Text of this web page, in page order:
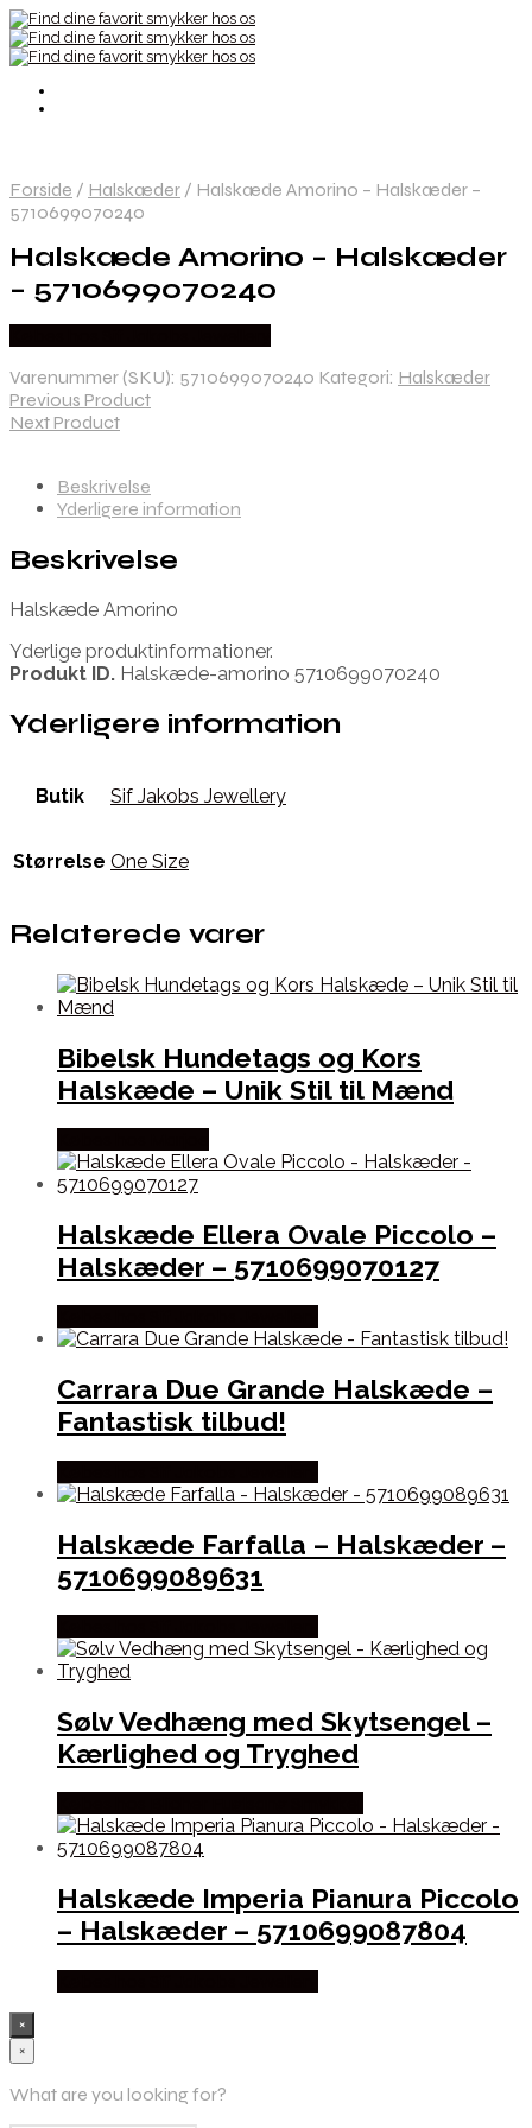
Forside / Halskæder / Halskæde Amorino – Halskæder –
5710699070240
Halskæde Amorino – Halskæder
– 5710699070240
Varenummer (SKU): 5710699070240 Kategori: Halskæder
Previous Product
Next Product
Beskrivelse
Yderligere information
Beskrivelse
Halskæde Amorino
Yderlige produktinformationer.
Produkt ID. Halskæde-amorino 5710699070240
Yderligere information
Butik Sif Jakobs Jewellery
Størrelse One Size
Relaterede varer
Bibelsk Hundetags og Kors
Halskæde – Unik Stil til Mænd
Halskæde Ellera Ovale Piccolo –
Halskæder – 5710699070127
Carrara Due Grande Halskæde –
Fantastisk tilbud!
Halskæde Farfalla – Halskæder –
5710699089631
Sølv Vedhæng med Skytsengel –
Kærlighed og Tryghed
Halskæde Imperia Pianura Piccolo
– Halskæder – 5710699087804
×
×
What are you looking for?